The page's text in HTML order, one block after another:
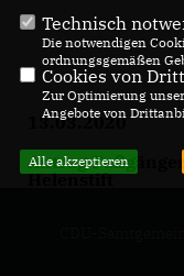
13.03.2020
Antrag
Helenstift
Technisch
Die notwendigen
ordnungsgemäßen
Cookies von
Zur Optimierung
Angebote von
Alle akzeptieren